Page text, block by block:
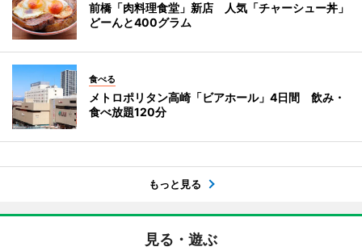
前橋「肉料理食堂」新店 人気「チャーシュー丼」
どーんと400グラム
食べる
メトロポリタン高崎「ビアホール」4日間 飲み・
食べ放題120分
もっと見る
見る・遊ぶ